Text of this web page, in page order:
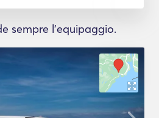
sempre l'equipaggio.